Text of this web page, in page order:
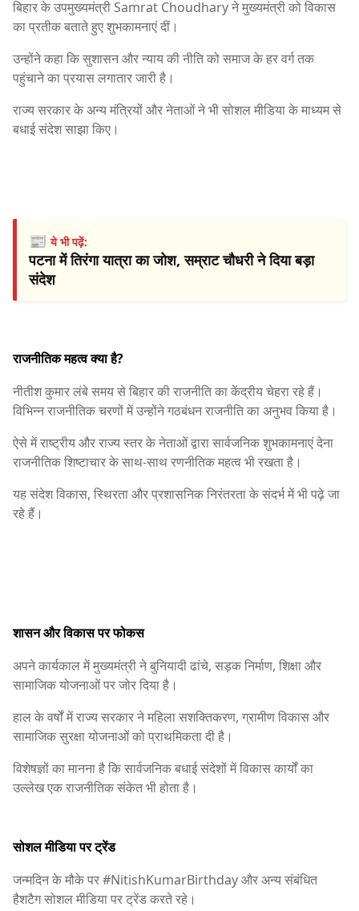
बिहार के उपमुख्यमंत्रीSamrat Choudharyने मुख्यमंत्री को विकास
का प्रतीक बताते हुए शुभकामनाएं दीं।
उन्होंने कहा कि सुशासन और न्याय की नीति को समाज के हर वर्ग तक
पहुंचाने का प्रयास लगातार जारी है।
राज्य सरकार के अन्य मंत्रियों और नेताओं ने भी सोशल मीडिया के माध्यम से
बधाई संदेश साझा किए।
📰ये भी पढ़ें:
पटना में तिरंगा यात्रा का जोश, सम्राट चौधरी ने दिया बड़ा
संदेश
राजनीतिक महत्व क्या है?
नीतीश कुमार लंबे समय से बिहार की राजनीति का केंद्रीय चेहरा रहे हैं।
विभिन्न राजनीतिक चरणों में उन्होंने गठबंधन राजनीति का अनुभव किया है।
ऐसे में राष्ट्रीय और राज्य स्तर के नेताओं द्वारा सार्वजनिक शुभकामनाएं देना
राजनीतिक शिष्टाचार के साथ-साथ रणनीतिक महत्व भी रखता है।
यह संदेश विकास, स्थिरता और प्रशासनिक निरंतरता के संदर्भ में भी पढ़े जा
रहे हैं।
शासन और विकास पर फोकस
अपने कार्यकाल में मुख्यमंत्री ने बुनियादी ढांचे, सड़क निर्माण, शिक्षा और
सामाजिक योजनाओं पर जोर दिया है।
हाल के वर्षों में राज्य सरकार ने महिला सशक्तिकरण, ग्रामीण विकास और
सामाजिक सुरक्षा योजनाओं को प्राथमिकता दी है।
विशेषज्ञों का मानना है कि सार्वजनिक बधाई संदेशों में विकास कार्यों का
उल्लेख एक राजनीतिक संकेत भी होता है।
सोशल मीडिया पर ट्रेंड
जन्मदिन के मौके पर #NitishKumarBirthday और अन्य संबंधित
हैशटैग सोशल मीडिया पर ट्रेंड करते रहे।